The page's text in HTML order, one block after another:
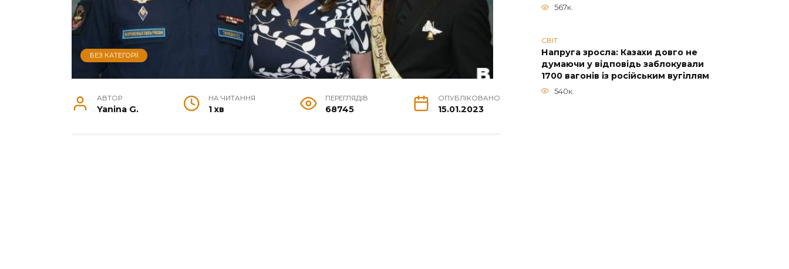
БЕЗ КАТЕГОРІЇ
АВТОР
Yanina G.
НА ЧИТАННЯ
1 хв
ПЕРЕГЛЯДІВ
68745
ОПУБЛІКОВАНО
15.01.2023
567к.
СВІТ
Напруга зросла: Казахи довго не
думаючи у відповідь заблокували
1700 вагонів із російським вугіллям
540к.